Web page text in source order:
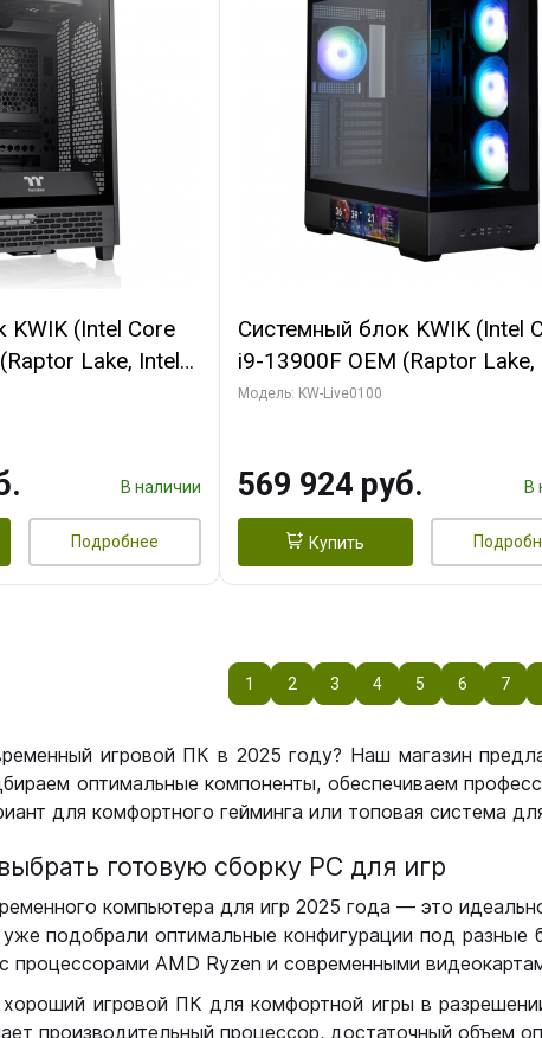
KWIK (Intel Core
Lake, Intel
ГБ ОЗУ (2
SSD)
В наличии
Подробнее
Системный блок KWIK (Intel
i9-13900F OEM (Raptor Lake,
7, Efficient-co/ 16 ГБ ОЗУ (2
Turbo/ 512 ГБ SSD)
Модель: KW-Live0100
569 924 руб. В
Купить
1 2 3 4 5 6 7
игровой ПК в 2025 году? Наш магазин
оптимальные компоненты, обеспечиваем
для комфортного гейминга или топовая система
готовую сборку РС для игр
компьютера для игр 2025 года — это
подобрали оптимальные конфигурации под
AMD Ryzen и современными
игровой ПК для комфортной игры в
производительный процессор, достаточный объем